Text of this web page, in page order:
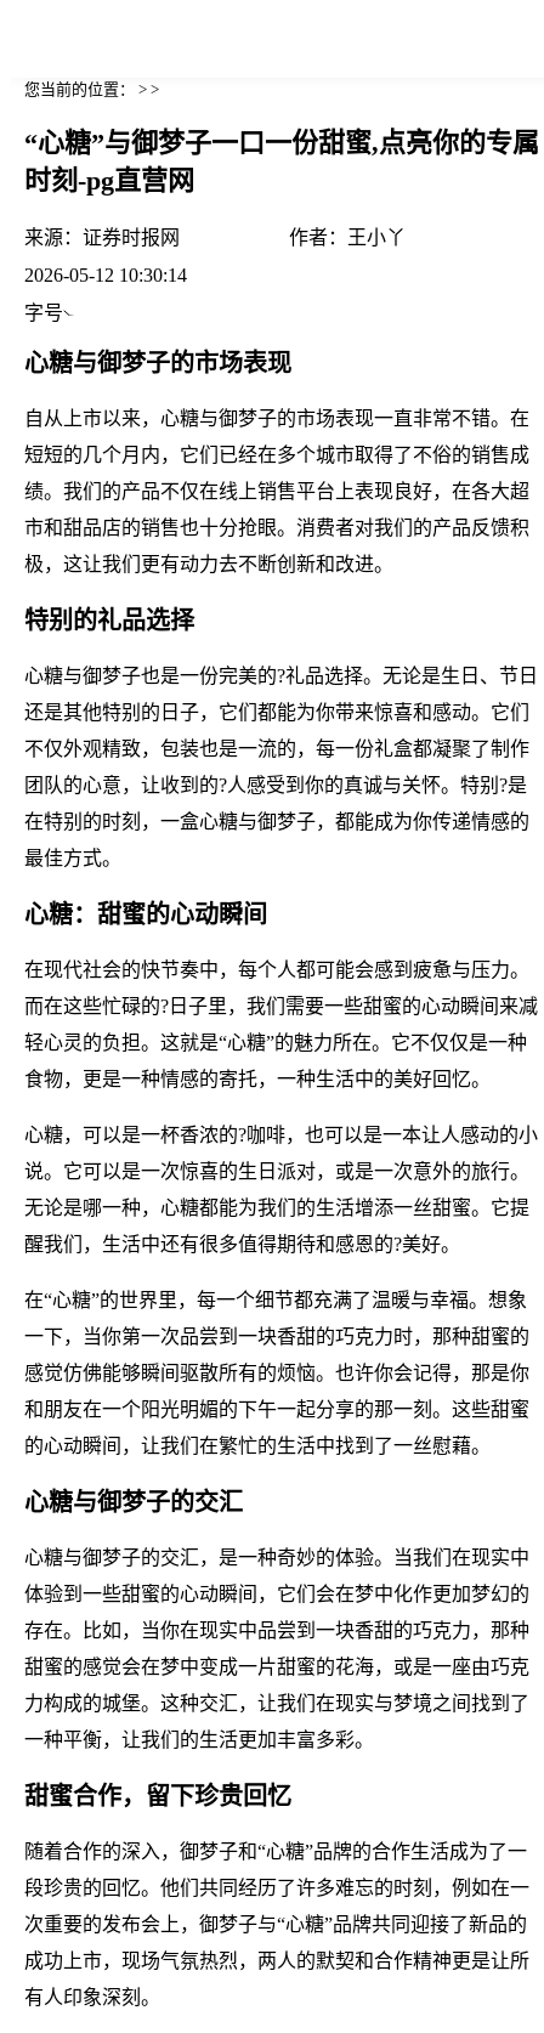
您当前的位置： > >
“心糖”与御梦子一口一份甜蜜,点亮你的专属
时刻-pg直营网
来源： 证券时报网 作者：
王小丫
2026-05-12 10:30:14
字号
心糖与御梦子的市场表现
自从上市以来，心糖与御梦子的市场表现一直非常不错。在
短短的几个月内，它们已经在多个城市取得了不俗的销售成
绩。我们的产品不仅在线上销售平台上表现良好，在各大超
市和甜品店的销售也十分抢眼。消费者对我们的产品反馈积
极，这让我们更有动力去不断创新和改进。
特别的礼品选择
心糖与御梦子也是一份完美的?礼品选择。无论是生日、节日
还是其他特别的日子，它们都能为你带来惊喜和感动。它们
不仅外观精致，包装也是一流的，每一份礼盒都凝聚了制作
团队的心意，让收到的?人感受到你的真诚与关怀。特别?是
在特别的时刻，一盒心糖与御梦子，都能成为你传递情感的
最佳方式。
心糖：甜蜜的心动瞬间
在现代社会的快节奏中，每个人都可能会感到疲惫与压力。
而在这些忙碌的?日子里，我们需要一些甜蜜的心动瞬间来减
轻心灵的负担。这就是“心糖”的魅力所在。它不仅仅是一种
食物，更是一种情感的寄托，一种生活中的美好回忆。
心糖，可以是一杯香浓的?咖啡，也可以是一本让人感动的小
说。它可以是一次惊喜的生日派对，或是一次意外的旅行。
无论是哪一种，心糖都能为我们的生活增添一丝甜蜜。它提
醒我们，生活中还有很多值得期待和感恩的?美好。
在“心糖”的世界里，每一个细节都充满了温暖与幸福。想象
一下，当你第一次品尝到一块香甜的巧克力时，那种甜蜜的
感觉仿佛能够瞬间驱散所有的烦恼。也许你会记得，那是你
和朋友在一个阳光明媚的下午一起分享的那一刻。这些甜蜜
的心动瞬间，让我们在繁忙的生活中找到了一丝慰藉。
心糖与御梦子的交汇
心糖与御梦子的交汇，是一种奇妙的体验。当我们在现实中
体验到一些甜蜜的心动瞬间，它们会在梦中化作更加梦幻的
存在。比如，当你在现实中品尝到一块香甜的巧克力，那种
甜蜜的感觉会在梦中变成一片甜蜜的花海，或是一座由巧克
力构成的城堡。这种交汇，让我们在现实与梦境之间找到了
一种平衡，让我们的生活更加丰富多彩。
甜蜜合作，留下珍贵回忆
随着合作的深入，御梦子和“心糖”品牌的合作生活成为了一
段珍贵的回忆。他们共同经历了许多难忘的时刻，例如在一
次重要的发布会上，御梦子与“心糖”品牌共同迎接了新品的
成功上市，现场气氛热烈，两人的默契和合作精神更是让所
有人印象深刻。